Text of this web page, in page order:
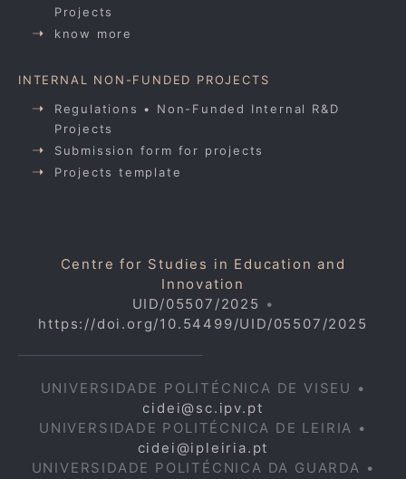
Projects
know more
INTERNAL NON-FUNDED PROJECTS
Regulations • Non-Funded Internal R&D
Projects
Submission form for projects
Projects template
Centre for Studies in Education and
Innovation
UID/05507/2025 •
https://doi.org/10.54499/UID/05507/2025
UNIVERSIDADE POLITÉCNICA DE VISEU •
cidei@sc.ipv.pt
UNIVERSIDADE POLITÉCNICA DE LEIRIA •
cidei@ipleiria.pt
UNIVERSIDADE POLITÉCNICA DA GUARDA •